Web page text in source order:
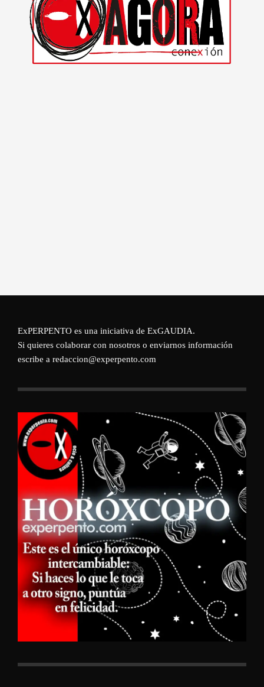
ExPERPENTO es una iniciativa de ExGAUDIA.
Si quieres colaborar con nosotros o enviarnos información
escribe a redaccion@experpento.com